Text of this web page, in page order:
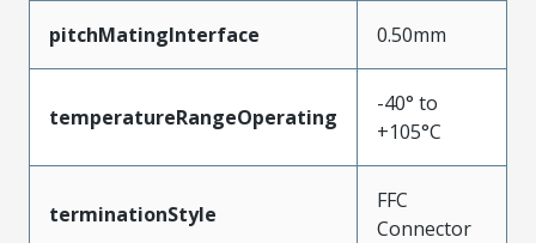
pitchMatingInterface 0.50mm
temperatureRangeOperating
-40° to
+105°C
terminationStyle
FFC
Connector